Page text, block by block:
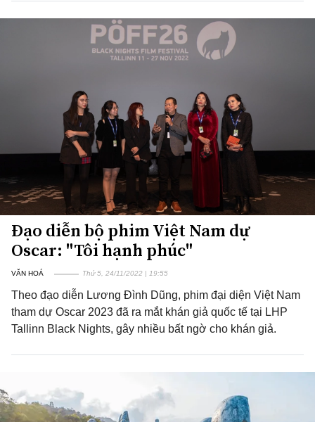
Đạo diễn bộ phim Việt Nam dự
Oscar: "Tôi hạnh phúc"
VĂN HOÁ Thứ 5, 24/11/2022 | 19:55
Theo đạo diễn Lương Đình Dũng, phim đại diện Việt Nam
tham dự Oscar 2023 đã ra mắt khán giả quốc tế tại LHP
Tallinn Black Nights, gây nhiều bất ngờ cho khán giả.